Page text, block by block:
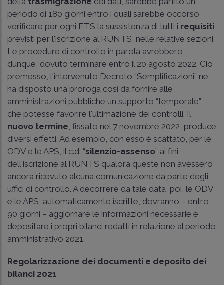
periodo di 180 giorni entro i quali sarebbe occorso
verificare per ogni ETS la sussistenza di tutti i requisiti
previsti per l'iscrizione al RUNTS, nelle relative sezioni.
Le procedure di controllo in parola avrebbero,
dunque, dovuto terminare entro il 20 agosto 2022. Ciò
premesso, l'intervenuto Decreto “Semplificazioni” ne
ha disposto una proroga così da fornire alle
amministrazioni pubbliche un supporto “temporale”
che potesse favorire l'ultimazione dei controlli. Il
nuovo termine, fissato nel 7 novembre 2022, produce
diversi effetti. Ad esempio, con esso è scattato, per le
ODV e le APS, il c.d. “silenzio-assenso” ai fini
dell'iscrizione al RUNTS qualora queste non avessero
ancora ricevuto alcuna comunicazione da parte degli
uffici di controllo. A decorrere da tale data, poi, le ODV
e le APS, automaticamente iscritte, dovranno – entro
90 giorni – aggiornare le informazioni necessarie e
depositare i propri bilanci redatti in relazione al periodo
amministrativo 2021.
Regolarizzazione dei documenti e deposito dei
bilanci 2021